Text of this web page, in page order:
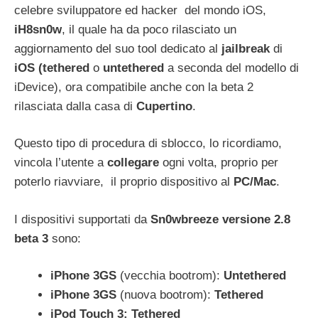
celebre sviluppatore ed hacker del mondo iOS,
iH8sn0w, il quale ha da poco rilasciato un
aggiornamento del suo tool dedicato al jailbreak di
iOS (tethered o untethered a seconda del modello di
iDevice), ora compatibile anche con la beta 2
rilasciata dalla casa di Cupertino.
Questo tipo di procedura di sblocco, lo ricordiamo,
vincola l’utente a collegare ogni volta, proprio per
poterlo riavviare, il proprio dispositivo al PC/Mac.
I dispositivi supportati da Sn0wbreeze versione 2.8
beta 3 sono:
iPhone 3GS (vecchia bootrom): Untethered
iPhone 3GS (nuova bootrom): Tethered
iPod Touch 3: Tethered